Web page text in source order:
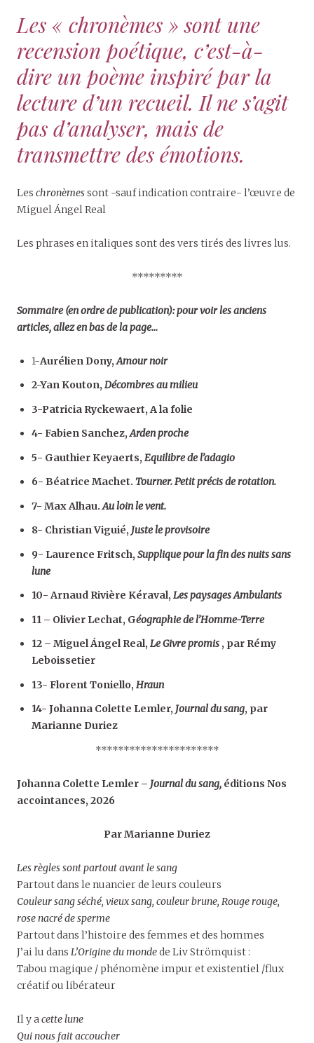
Les « chronèmes » sont une
recension poétique, c’est-à-
dire un poème inspiré par la
lecture d’un recueil. Il ne s’agit
pas d’analyser, mais de
transmettre des émotions.
Les chronèmessont -sauf indication contraire- l’œuvre de
Miguel Ángel Real
Les phrases en italiques sont des vers tirés des livres lus.
*********
Sommaire (en ordre de publication): pour voir les anciens
articles, allez en bas de la page…
1-Aurélien Dony,Amour noir
2-Yan Kouton, Décombres au milieu
3-Patricia Ryckewaert, A la folie
4- Fabien Sanchez,Arden proche
5- Gauthier Keyaerts, Equilibre de l’adagio
6- Béatrice Machet. Tourner. Petit précis de rotation.
7- Max Alhau.Au loin le vent.
8- Christian Viguié, Juste le provisoire
9- Laurence Fritsch, Supplique pour la fin des nuits sans
lune
10- Arnaud Rivière Kéraval, Les paysages Ambulants
11 – Olivier Lechat, Géographie de l’Homme-Terre
12 – Miguel Ángel Real, Le Givre promis , par Rémy
Leboissetier
13- Florent Toniello, Hraun
14- Johanna Colette Lemler, Journal du sang, par
Marianne Duriez
**********************
Johanna Colette Lemler – Journal du sang, éditions Nos
accointances, 2026
Par Marianne Duriez
Les règles sont partout avant le sang
Partout dans le nuancier de leurs couleurs
Couleur sang séché, vieux sang, couleur brune, Rouge rouge,
rose nacré de sperme
Partout dans l’histoire des femmes et des hommes
J’ai lu dans L’Origine du mondede Liv Strömquist :
Tabou magique / phénomène impur et existentiel /flux
créatif ou libérateur
Il y acette lune
Qui nous fait accoucher